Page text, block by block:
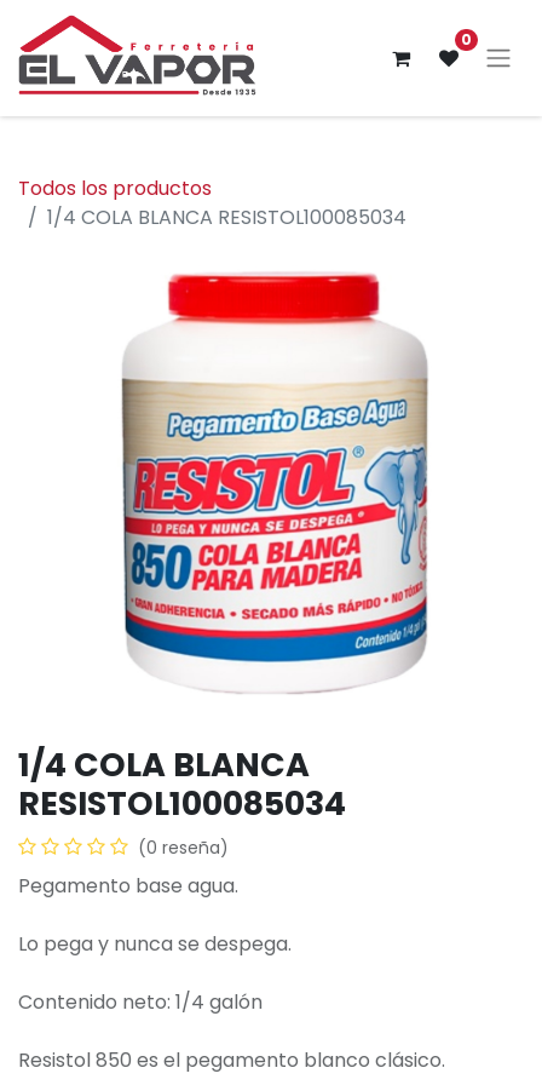
0
Todos los productos
1/4 COLA BLANCA RESISTOL100085034
1/4 COLA BLANCA
RESISTOL100085034
(0 reseña)
Pegamento base agua.
Lo pega y nunca se despega.
Contenido neto: 1/4 galón
Resistol 850 es el pegamento blanco clásico.